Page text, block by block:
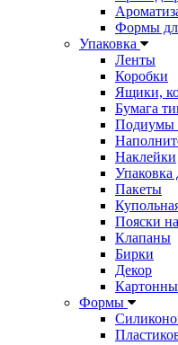
Формы
Упаковка
Ленты
Коробки
Ящики,
Бумага
Подиумы
Наклейки
Упаковка
Пакеты
Пояски
Клапаны
Бирки
Декор
Формы